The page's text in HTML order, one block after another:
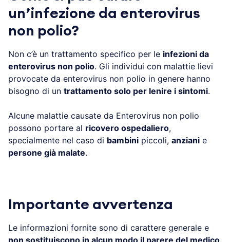
un’infezione da enterovirus
non polio?
Non c’è un trattamento specifico per le infezioni da
enterovirus non polio. Gli individui con malattie lievi
provocate da enterovirus non polio in genere hanno
bisogno di un trattamento solo per lenire i sintomi.
Alcune malattie causate da Enterovirus non polio
possono portare al ricovero ospedaliero,
specialmente nel caso di bambini piccoli, anziani e
persone già malate.
Importante avvertenza
Le informazioni fornite sono di carattere generale e
non sostituiscono in alcun modo il parere del medico